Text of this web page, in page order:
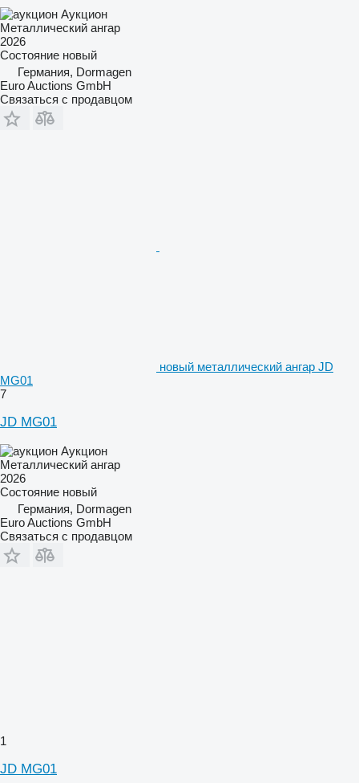
Аукцион
Металлический ангар
2026
Состояние новый
Германия, Dormagen
Euro Auctions GmbH
Связаться с продавцом
новый металлический ангар JD
MG01
7
JD MG01
Аукцион
Металлический ангар
2026
Состояние новый
Германия, Dormagen
Euro Auctions GmbH
Связаться с продавцом
1
JD MG01